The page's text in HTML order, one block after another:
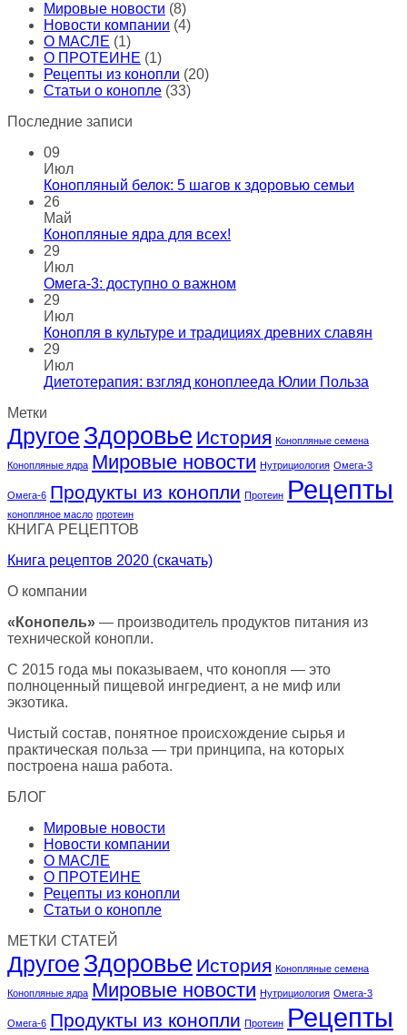
Мировые новости (8)
Новости компании (4)
О МАСЛЕ (1)
О ПРОТЕИНЕ (1)
Рецепты из конопли (20)
Статьи о конопле (33)
Последние записи
09
Июл
Конопляный белок: 5 шагов к здоровью семьи
26
Май
Конопляные ядра для всех!
29
Июл
Омега-3: доступно о важном
29
Июл
Конопля в культуре и традициях древних славян
29
Июл
Диетотерапия: взгляд коноплееда Юлии Польза
Метки
Другое Здоровье История Конопляные семена
Конопляные ядра Мировые новости Нутрициология Омега-3
Омега-6 Продукты из конопли Протеин Рецепты
конопляное масло протеин
КНИГА РЕЦЕПТОВ
Книга рецептов 2020 (скачать)
О компании
«Конопель» — производитель продуктов питания из
технической конопли.
С 2015 года мы показываем, что конопля — это
полноценный пищевой ингредиент, а не миф или
экзотика.
Чистый состав, понятное происхождение сырья и
практическая польза — три принципа, на которых
построена наша работа.
БЛОГ
Мировые новости
Новости компании
О МАСЛЕ
О ПРОТЕИНЕ
Рецепты из конопли
Статьи о конопле
МЕТКИ СТАТЕЙ
Другое Здоровье История Конопляные семена
Конопляные ядра Мировые новости Нутрициология Омега-3
Омега-6 Продукты из конопли Протеин Рецепты